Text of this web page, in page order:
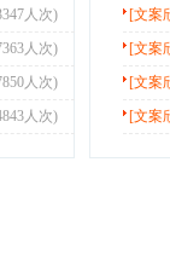
人次)
人次)
人次)
人次)
[文案
[文案
[文案
[文案